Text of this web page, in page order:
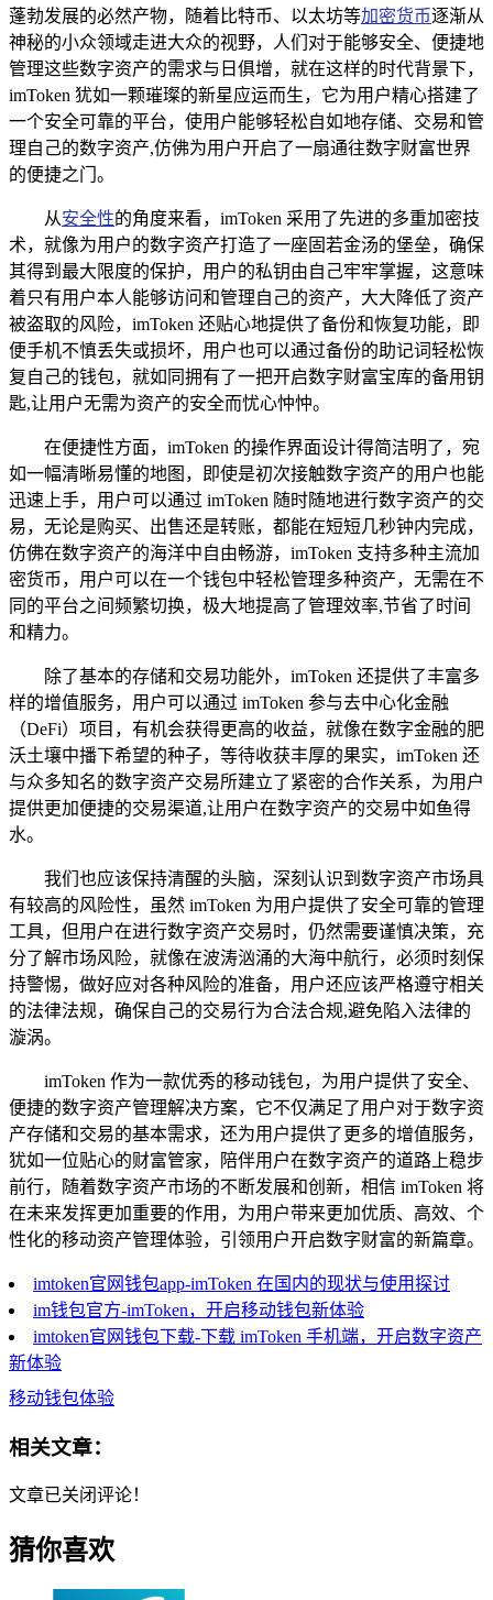
蓬勃发展的必然产物，随着比特币、以太坊等加密货币逐渐从
神秘的小众领域走进大众的视野，人们对于能够安全、便捷地
管理这些数字资产的需求与日俱增，就在这样的时代背景下，
imToken 犹如一颗璀璨的新星应运而生，它为用户精心搭建了
一个安全可靠的平台，使用户能够轻松自如地存储、交易和管
理自己的数字资产,仿佛为用户开启了一扇通往数字财富世界
的便捷之门。
从安全性的角度来看，imToken 采用了先进的多重加密技
术，就像为用户的数字资产打造了一座固若金汤的堡垒，确保
其得到最大限度的保护，用户的私钥由自己牢牢掌握，这意味
着只有用户本人能够访问和管理自己的资产，大大降低了资产
被盗取的风险，imToken 还贴心地提供了备份和恢复功能，即
便手机不慎丢失或损坏，用户也可以通过备份的助记词轻松恢
复自己的钱包，就如同拥有了一把开启数字财富宝库的备用钥
匙,让用户无需为资产的安全而忧心忡忡。
在便捷性方面，imToken 的操作界面设计得简洁明了，宛
如一幅清晰易懂的地图，即使是初次接触数字资产的用户也能
迅速上手，用户可以通过 imToken 随时随地进行数字资产的交
易，无论是购买、出售还是转账，都能在短短几秒钟内完成，
仿佛在数字资产的海洋中自由畅游，imToken 支持多种主流加
密货币，用户可以在一个钱包中轻松管理多种资产，无需在不
同的平台之间频繁切换，极大地提高了管理效率,节省了时间
和精力。
除了基本的存储和交易功能外，imToken 还提供了丰富多
样的增值服务，用户可以通过 imToken 参与去中心化金融
（DeFi）项目，有机会获得更高的收益，就像在数字金融的肥
沃土壤中播下希望的种子，等待收获丰厚的果实，imToken 还
与众多知名的数字资产交易所建立了紧密的合作关系，为用户
提供更加便捷的交易渠道,让用户在数字资产的交易中如鱼得
水。
我们也应该保持清醒的头脑，深刻认识到数字资产市场具
有较高的风险性，虽然 imToken 为用户提供了安全可靠的管理
工具，但用户在进行数字资产交易时，仍然需要谨慎决策，充
分了解市场风险，就像在波涛汹涌的大海中航行，必须时刻保
持警惕，做好应对各种风险的准备，用户还应该严格遵守相关
的法律法规，确保自己的交易行为合法合规,避免陷入法律的
漩涡。
imToken 作为一款优秀的移动钱包，为用户提供了安全、
便捷的数字资产管理解决方案，它不仅满足了用户对于数字资
产存储和交易的基本需求，还为用户提供了更多的增值服务，
犹如一位贴心的财富管家，陪伴用户在数字资产的道路上稳步
前行，随着数字资产市场的不断发展和创新，相信 imToken 将
在未来发挥更加重要的作用，为用户带来更加优质、高效、个
性化的移动资产管理体验，引领用户开启数字财富的新篇章。
imtoken官网钱包app-imToken 在国内的现状与使用探讨
im钱包官方-imToken，开启移动钱包新体验
imtoken官网钱包下载-下载 imToken 手机端，开启数字资产
新体验
移动钱包体验
相关文章：
文章已关闭评论！
猜你喜欢